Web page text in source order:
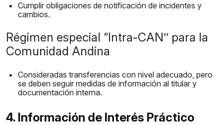
Cumplir obligaciones de notificación de incidentes y
cambios.
Régimen especial “Intra-CAN’’ para la
Comunidad Andina
Consideradas transferencias con nivel adecuado, pero
se deben seguir medidas de información al titular y
documentación interna.
4. Información de Interés Práctico